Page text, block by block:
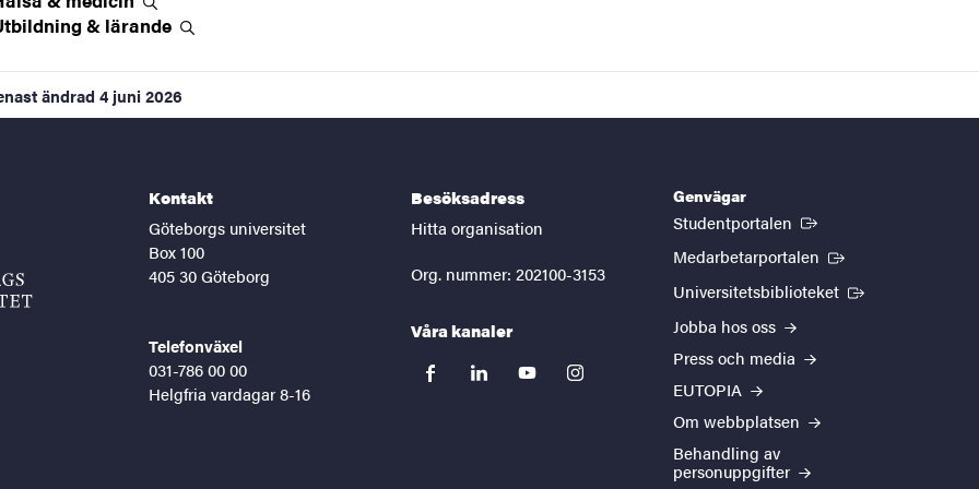
& lärande
ändrad 4 juni 2026
Kontakt
Göteborgs universitet
Box 100
405 30 Göteborg
Telefonväxel
031-786 00 00
Helgfria vardagar 8-16
Besöksadress
Hitta organisation
Org. nummer: 202100-3153
Våra kanaler
facebooklinkedinyoutubeinstagram
Genvägar
Studentportalen (Extern länk)
Medarbetarportalen (Extern länk)
Universitetsbiblioteket (Extern länk)
Jobba hos oss
Press och media
EUTOPIA
Om webbplatsen
Behandling av
personuppgifter